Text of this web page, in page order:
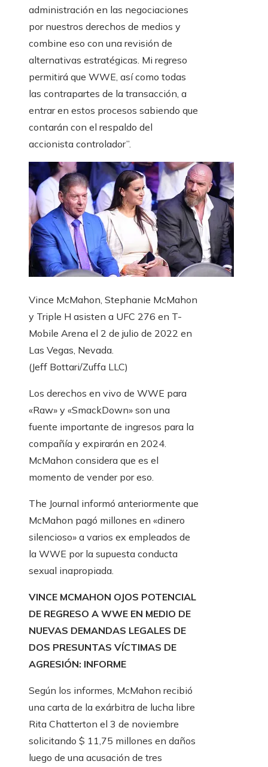
administración en las negociaciones
por nuestros derechos de medios y
combine eso con una revisión de
alternativas estratégicas. Mi regreso
permitirá que WWE, así como todas
las contrapartes de la transacción, a
entrar en estos procesos sabiendo que
contarán con el respaldo del
accionista controlador”.
Vince McMahon, Stephanie McMahon
y Triple H asisten a UFC 276 en T-
Mobile Arena el 2 de julio de 2022 en
Las Vegas, Nevada.
(Jeff Bottari/Zuffa LLC)
Los derechos en vivo de WWE para
«Raw» y «SmackDown» son una
fuente importante de ingresos para la
compañía y expirarán en 2024.
McMahon considera que es el
momento de vender por eso.
The Journal informó anteriormente que
McMahon pagó millones en «dinero
silencioso» a varios ex empleados de
la WWE por la supuesta conducta
sexual inapropiada.
VINCE MCMAHON OJOS POTENCIAL
DE REGRESO A WWE EN MEDIO DE
NUEVAS DEMANDAS LEGALES DE
DOS PRESUNTAS VÍCTIMAS DE
AGRESIÓN: INFORME
Según los informes, McMahon recibió
una carta de la exárbitra de lucha libre
Rita Chatterton el 3 de noviembre
solicitando $ 11,75 millones en daños
luego de una acusación de tres